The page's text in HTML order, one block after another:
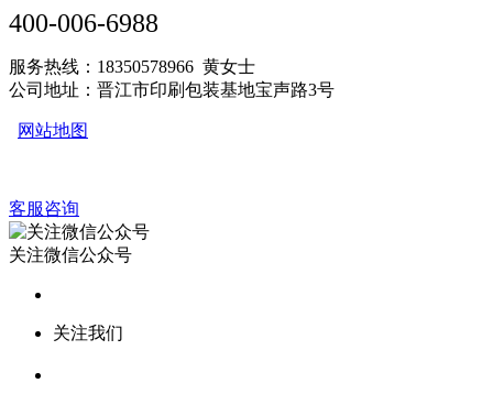
400-006-6988
服务热线：18350578966 黄女士
公司地址：晋江市印刷包装基地宝声路3号
网站地图
客服咨询
关注微信公众号
关注我们